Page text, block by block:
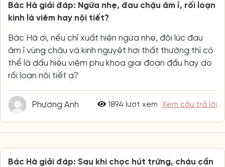
Bác Hà giải đáp: Ngứa nhẹ, đau chậu âm ỉ, rối loạn
kinh là viêm hay nội tiết?
Bác Hà ơi, nếu chỉ xuất hiện ngứa nhẹ, đôi lúc đau
âm ỉ vùng chậu và kinh nguyệt hơi thất thường thì có
thể là dấu hiệu viêm phụ khoa giai đoạn đầu hay do
rối loạn nội tiết ạ?
Phương Anh 1894 lượt xem Xem câu trả lời
Bác Hà giải đáp: Sau khi chọc hút trứng, cháu cần